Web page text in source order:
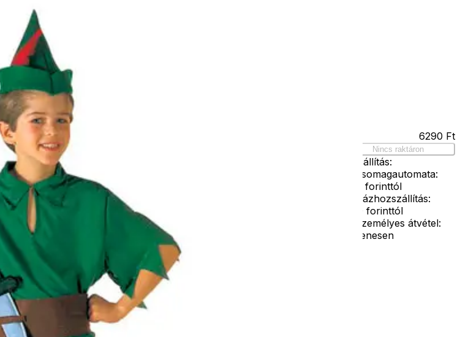
Kategóriák
Little Peter jelmez 116-os
Elérhetőség Nincs raktáron
Értesítés
Értesíts ha elérhető
Méret
Mérettáblázat]
Célcsoport
Típus
Ajánlott
korosztály
4 éves kortól 5 éves korig
Gyártó
Widmann
Cikkszám
w38065
Csomag
tartalma
felsőrész, nadrág csizmafedővel, öv tőrrel, kalap tollal.
6290 Ft
Nincs raktáron
Szállítás:
- Csomagautomata:
1190 forinttól
- Házhozszállítás:
2190 forinttól
- Személyes átvétel:
ingyenesen